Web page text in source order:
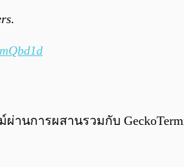
การผสานรวมกับ